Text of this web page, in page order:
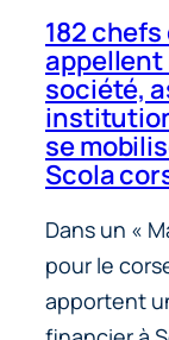
182
appellent
société,
se
Scola
Dans un «
pour le
apportent